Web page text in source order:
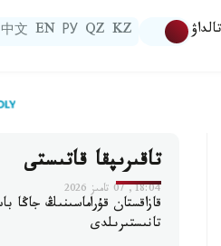
تالداۋ KZ
QZ
РУ
EN
中文
تاقىرىپقا قاتىستى
18:04, 07 تامىز 2026
قازاقستان قۇراماسىنىڭ جاڭا
تانىستىرىلدى